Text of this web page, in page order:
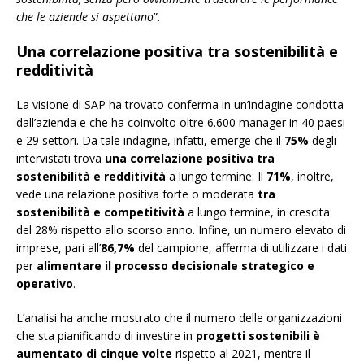
che le aziende si aspettano”.
Una correlazione positiva tra sostenibilità e
redditività
La visione di SAP ha trovato conferma in un’indagine condotta
dall’azienda e che ha coinvolto oltre 6.600 manager in 40 paesi
e 29 settori. Da tale indagine, infatti, emerge che il 75% degli
intervistati trova una correlazione positiva tra
sostenibilità e redditività a lungo termine. Il 71%, inoltre,
vede una relazione positiva forte o moderata tra
sostenibilità e competitività a lungo termine, in crescita
del 28% rispetto allo scorso anno. Infine, un numero elevato di
imprese, pari all’86,7% del campione, afferma di utilizzare i dati
per alimentare il processo decisionale strategico e
operativo.
L’analisi ha anche mostrato che il numero delle organizzazioni
che sta pianificando di investire in progetti sostenibili è
aumentato di cinque volte rispetto al 2021, mentre il